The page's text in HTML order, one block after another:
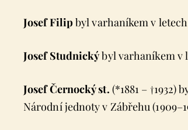
Josef Filip byl varhaníkem v letech
Josef Studnickýbyl varhaníkem v
Josef Černocký st. (*1881 –
Národní jednoty v Zábřehu